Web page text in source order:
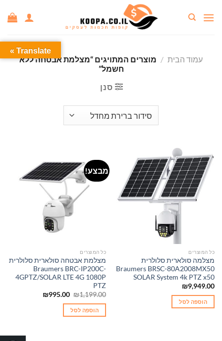
עמוד הבית / מוצרים המתויגים “מצלמת אבטחה ללא
חשמל”
סנן
כל המוצרים
מצלמה סולארית סלולרית
Braumers BRSC-80A2008MX50
SOLAR System 4k PTZ x50
₪9,949.00
הוספה לסל
מבצע!
כל המוצרים
מצלמת אבטחה סולארית סלולרית
Braumers BRC-IP200C-
4GPTZ/SOLAR LTE 4G 1080P
PTZ
₪1,199.00
המחיר
היה:
₪995.00
המחיר
הוספה לסל
Translate »